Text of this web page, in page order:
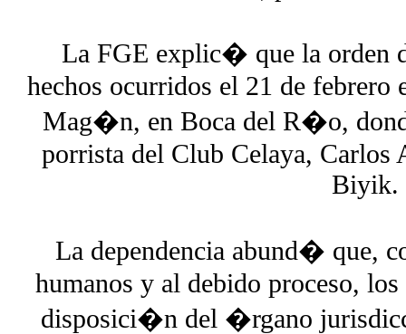
La FGE explic� que la orden
hechos ocurridos el 21 de febrero
Mag�n, en Boca del R�o,
porrista del Club Celaya,
Biyik.
La dependencia abund� que,
humanos y al debido proceso,
disposici�n del �rgano